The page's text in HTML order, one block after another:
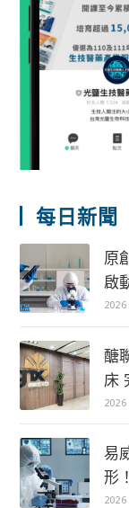
每日新聞
原
啟
2026
醣
床
2026
易
形
2026